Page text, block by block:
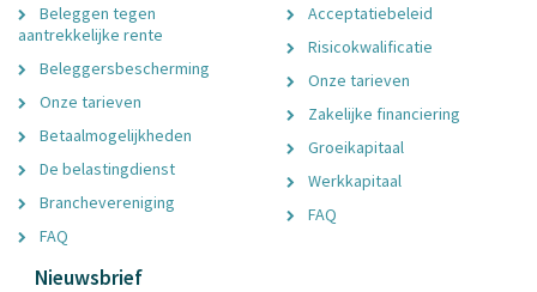
Beleggen tegen
aantrekkelijke rente
Beleggersbescherming
Onze tarieven
Betaalmogelijkheden
De belastingdienst
Branchevereniging
FAQ
Acceptatiebeleid
Risicokwalificatie
Onze tarieven
Zakelijke financiering
Groeikapitaal
Werkkapitaal
FAQ
Nieuwsbrief